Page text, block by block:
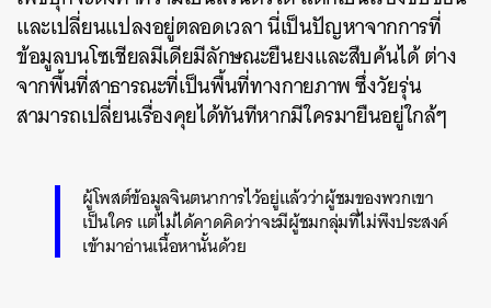
และเปลี่ยนแปลงอยู่ตลอดเวลา นี่เป็นปัญหาจากการที่
ข้อมูลบนโซเชียลมีเดียมีลักษณะยืนยงและสืบค้นได้ ต่าง
จากพื้นที่สาธารณะที่เป็นพื้นที่ทางกายภาพ ซึ่งวัยรุ่น
สามารถเปลี่ยนเรื่องคุยได้ทันทีหากมีใครมายืนอยู่ใกล้ๆ
ผู้โพสต์ข้อมูลจินตนาการไว้อยู่แล้วว่าผู้ชมของพวกเขา
เป็นใคร แต่ไม่ได้คาดคิดว่าจะมีผู้ชมกลุ่มที่ไม่พึงประสงค์
เข้ามาอ่านเนื้อหานั้นด้วย